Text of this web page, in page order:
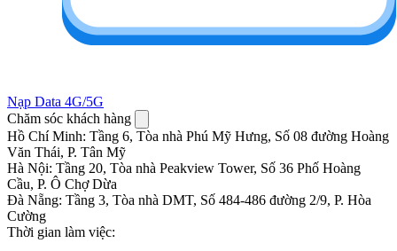
Nạp Data 4G/5G
Chăm sóc khách hàng
Hồ Chí Minh: Tầng 6, Tòa nhà Phú Mỹ Hưng, Số 08 đường Hoàng
Văn Thái, P. Tân Mỹ
Hà Nội: Tầng 20, Tòa nhà Peakview Tower, Số 36 Phố Hoàng
Cầu, P. Ô Chợ Dừa
Đà Nẵng: Tầng 3, Tòa nhà DMT, Số 484-486 đường 2/9, P. Hòa
Cường
Thời gian làm việc: